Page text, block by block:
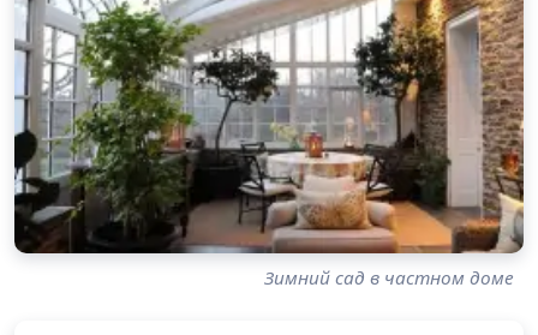
Зимний сад в частном доме